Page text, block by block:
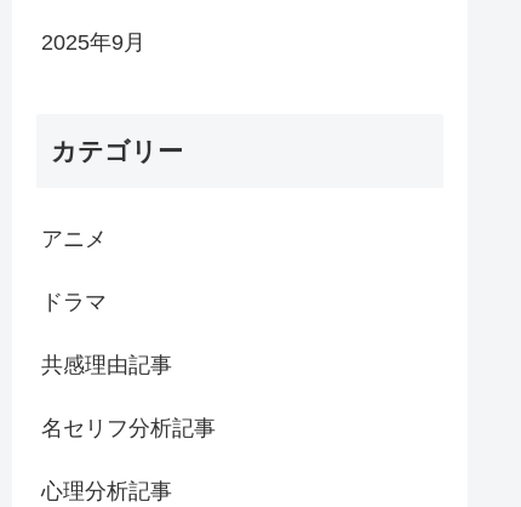
2025年9月
カテゴリー
アニメ
ドラマ
共感理由記事
名セリフ分析記事
心理分析記事